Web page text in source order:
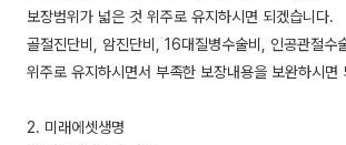
보장범위가 넓은 것 위주로 유지하시면 되겠습니다.
골절진단비, 암진단비, 16대질병수술비, 인공관절수
위주로 유지하시면서 부족한 보장내용을 보완하시면
2. 미래에셋생명